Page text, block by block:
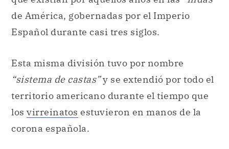
de América, gobernadas por el Imperio
Español durante casi tres siglos.
Esta misma división tuvo por nombre
“sistema de castas”y se extendió por todo el
territorio americano durante el tiempo que
los virreinatos estuvieron en manos de la
corona española.